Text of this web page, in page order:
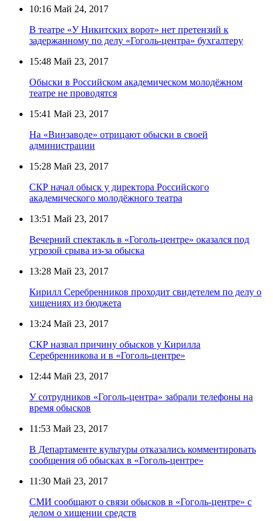
10:16 Май 24, 2017
В театре «У Никитских ворот» нет претензий к
задержанному по делу «Гоголь-центра» бухгалтеру
15:48 Май 23, 2017
Обыски в Российском академическом молодёжном
театре не проводятся
15:41 Май 23, 2017
На «Винзаводе» отрицают обыски в своей
администрации
15:28 Май 23, 2017
СКР начал обыск у директора Российского
академического молодёжного театра
13:51 Май 23, 2017
Вечерний спектакль в «Гоголь-центре» оказался под
угрозой срыва из-за обыска
13:28 Май 23, 2017
Кирилл Серебренников проходит свидетелем по делу о
хищениях из бюджета
13:24 Май 23, 2017
СКР назвал причину обысков у Кирилла
Серебренникова и в «Гоголь-центре»
12:44 Май 23, 2017
У сотрудников «Гоголь-центра» забрали телефоны на
время обысков
11:53 Май 23, 2017
В Департаменте культуры отказались комментировать
сообщения об обысках в «Гоголь-центре»
11:30 Май 23, 2017
СМИ сообщают о связи обысков в «Гоголь-центре» с
делом о хищении средств